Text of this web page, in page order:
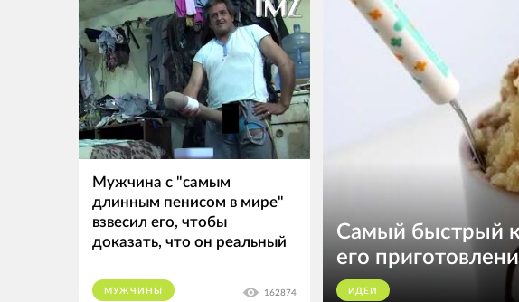
Мужчина с "самым
длинным пeниcoм в мире"
взвесил его, чтобы
доказать, что он реальный
МУЖЧИНЫ 162874
Самый быстрый
его
ИДЕИ